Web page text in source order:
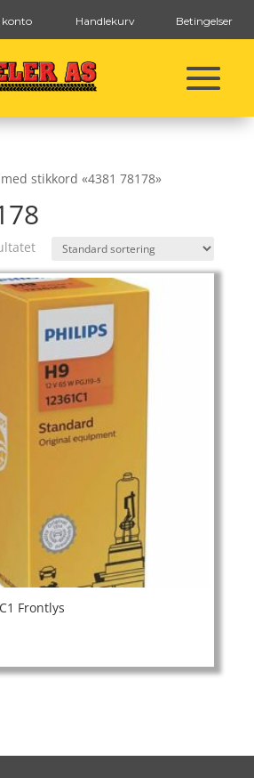
konto Handlekurv Betingelser
stikkord «4381 78178»
Frontlys